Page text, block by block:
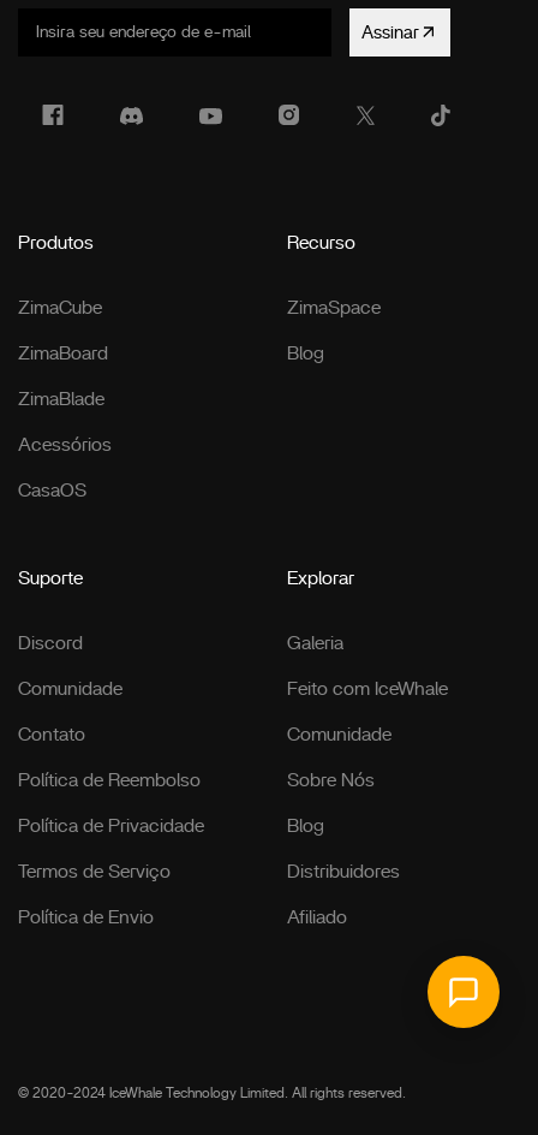
Assinar
Produtos
ZimaCube
ZimaBoard
ZimaBlade
Acessórios
CasaOS
Recurso
ZimaSpace
Blog
Suporte
Discord
Comunidade
Contato
Política de Reembolso
Política de Privacidade
Termos de Serviço
Política de Envio
Explorar
Galeria
Feito com IceWhale
Comunidade
Sobre Nós
Blog
Distribuidores
Afiliado
© 2020-2024 IceWhale Technology Limited. All rights reserved.